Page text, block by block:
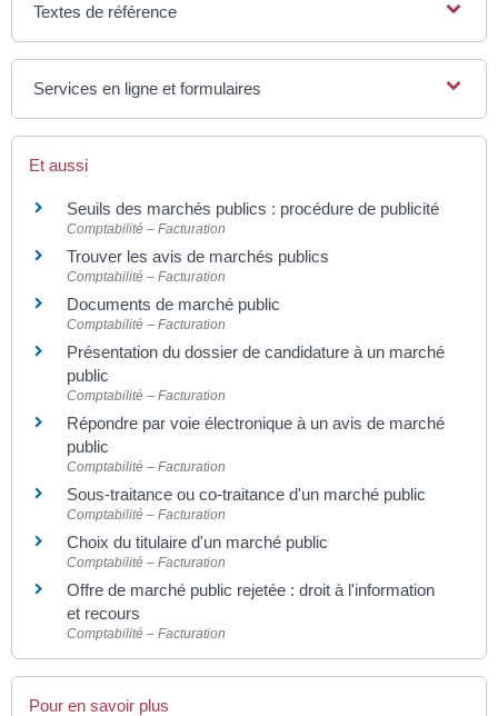
Textes de référence
Services en ligne et formulaires
Et aussi
Seuils des marchés publics : procédure de publicité
Comptabilité – Facturation
Trouver les avis de marchés publics
Comptabilité – Facturation
Documents de marché public
Comptabilité – Facturation
Présentation du dossier de candidature à un marché
public
Comptabilité – Facturation
Répondre par voie électronique à un avis de marché
public
Comptabilité – Facturation
Sous-traitance ou co-traitance d'un marché public
Comptabilité – Facturation
Choix du titulaire d'un marché public
Comptabilité – Facturation
Offre de marché public rejetée : droit à l'information
et recours
Comptabilité – Facturation
Pour en savoir plus